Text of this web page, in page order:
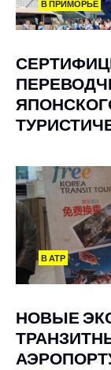
В ПРИМОРЬЕ
В АТР
НОВЫЕ